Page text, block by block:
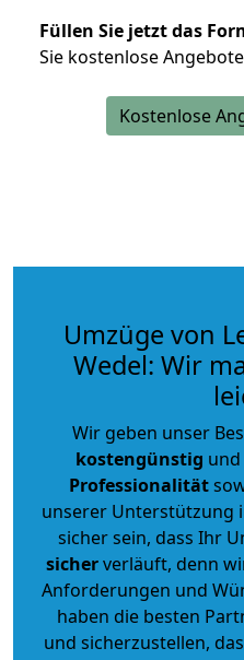
Füllen Sie jetzt das
Sie kostenlose
Kostenlose
Umzüge von
Wedel: Wir
Wir geben unser
kostengünstig
Professionalität
unserer Unterstützung
sicher sein, dass Ihr
sicherverläuft, denn
Anforderungen und
haben die besten
und sicherzustellen,